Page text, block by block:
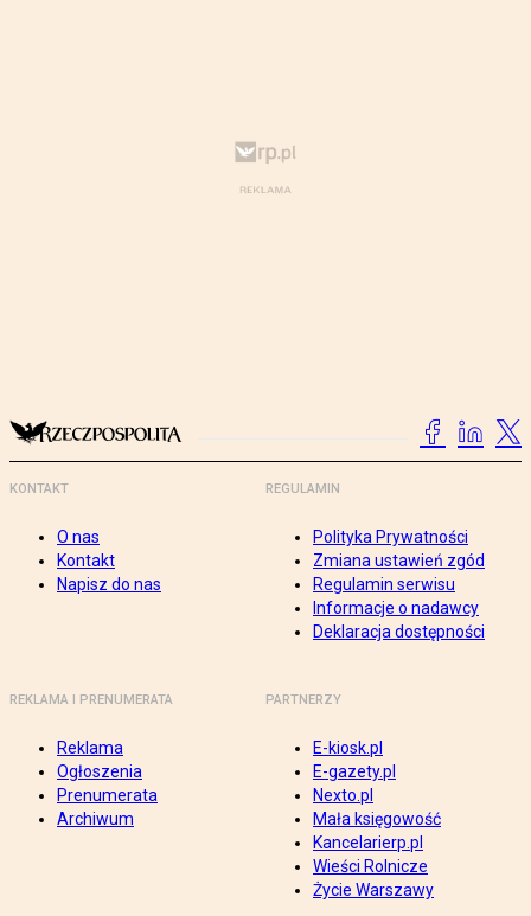
KONTAKT
O nas
Kontakt
Napisz do nas
REGULAMIN
Polityka Prywatności
Zmiana ustawień zgód
Regulamin serwisu
Informacje o nadawcy
Deklaracja dostępności
REKLAMA I PRENUMERATA
Reklama
Ogłoszenia
Prenumerata
Archiwum
PARTNERZY
E-kiosk.pl
E-gazety.pl
Nexto.pl
Mała księgowość
Kancelarierp.pl
Wieści Rolnicze
Życie Warszawy